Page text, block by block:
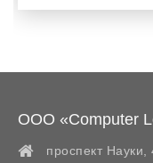
ООО «Computer
проспект